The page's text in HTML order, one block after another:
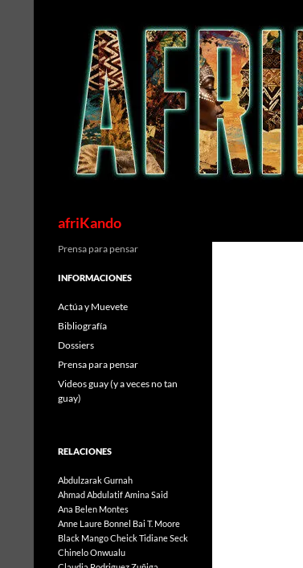
afriKando
Prensa para pensar
INFORMACIONES
Actúa y Muevete
Bibliografía
Dossiers
Prensa para pensar
Videos guay (y a veces no tan
guay)
RELACIONES
Abdulzarak Gurnah
Ahmad AbdulatifAmina Said
Ana Belen Montes
Anne Laure Bonnel Bai T. Moore
Black MangoCheick Tidiane Seck
Chinelo Onwualu